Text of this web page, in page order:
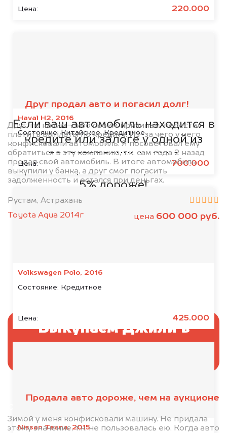
Цена: 220.000
Haval H2, 2016
Состояние:Китайское, Кредитное
Цена: 700.000
Volkswagen Polo, 2016
Состояние: Кредитное
Цена: 425.000
Nissan Teana, 2015
Друг продал авто и погасил долг!
Друг, по каким-либо своим причинам, перестал
платить выплаты по кредиту. Из-за чего у него
конфисковали автомобиль. Я посоветовал ему
обратиться в эту компанию, т.к. сам года 2 назад
продал свой автомобиль. В итоге автомобиль
выкупили у банка, а друг смог погасить
задолженность и остался при деньгах.
Рустам, Астрахань
Toyota Aqua 2014г
цена 600 000 руб.
Продала авто дороже, чем на аукционе
Зимой у меня конфисковали машину. Не придала
этому значение, т.к. не пользовалась ею. Когда авто
банками
Если ваш автомобиль находится в
кредите или залоге у одной из
представленных ниже
организаций, то мы купим его на
5% дороже!
Выкупаем Джили в
минуту эксперт-оценщик назовёт сумму.